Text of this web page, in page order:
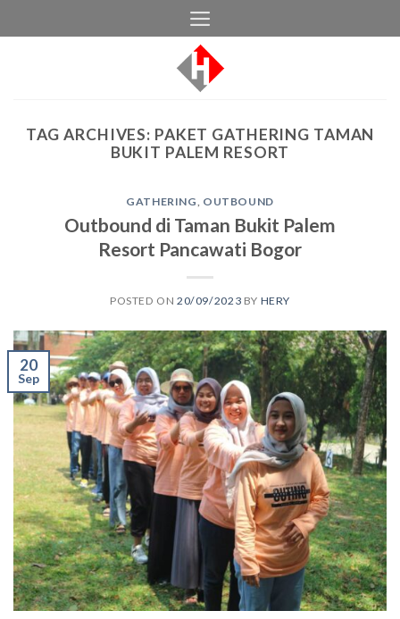
to
TAG ARCHIVES: PAKET GATHERING TAMAN
BUKIT PALEM RESORT
GATHERING OUTBOUND
Outbound di Taman Bukit Palem
Resort Pancawati Bogor
POSTED ON20/09/2023 BY HERY
20
Sep